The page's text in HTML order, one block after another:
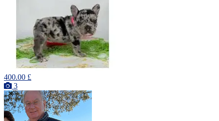
400.00 £
3